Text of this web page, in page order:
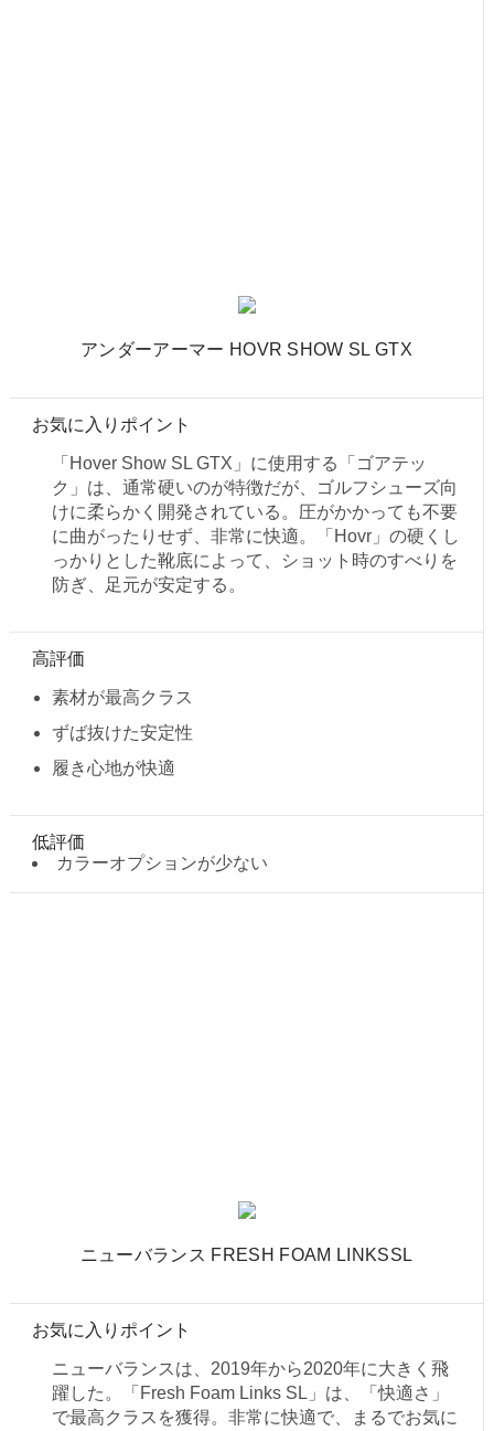
アンダーアーマー HOVR SHOW SL GTX
お気に入りポイント
「Hover Show SL GTX」に使用する「ゴアテッ
ク」は、通常硬いのが特徴だが、ゴルフシューズ向
けに柔らかく開発されている。圧がかかっても不要
に曲がったりせず、非常に快適。「Hovr」の硬くし
っかりとした靴底によって、ショット時のすべりを
防ぎ、足元が安定する。
高評価
素材が最高クラス
ずば抜けた安定性
履き心地が快適
低評価
カラーオプションが少ない
ニューバランス FRESH FOAM LINKSSL
お気に入りポイント
ニューバランスは、2019年から2020年に大きく飛
躍した。「Fresh Foam Links SL」は、「快適さ」
で最高クラスを獲得。非常に快適で、まるでお気に